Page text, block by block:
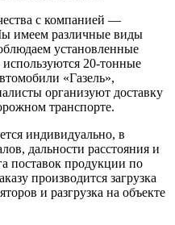
с компанией —
имеем различные виды
установленные
20-тонные
«Газель»,
организуют доставку
транспорте.
индивидуально, в
дальности расстояния и
поставок продукции по
производится загрузка
и разгрузка на объекте